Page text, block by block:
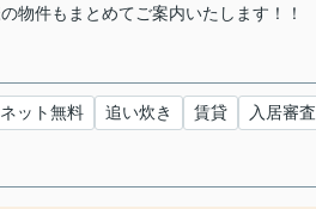
物件もまとめてご案内いたします！！
ット無料 追い炊き 賃貸 入居審査